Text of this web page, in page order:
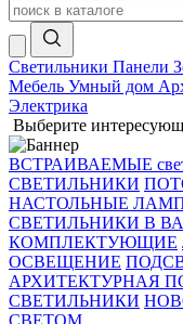
Светильники Панели
Мебель Умный дом
Электрика
Выберите
ВСТРАИВАЕМЫЕ
СВЕТИЛЬНИКИ
НАСТОЛЬНЫЕ
СВЕТИЛЬНИКИ В
КОМПЛЕКТУЮЩИЕ
ОСВЕЩЕНИЕ
АРХИТЕКТУРНАЯ
СВЕТИЛЬНИКИ
СВЕТОМ